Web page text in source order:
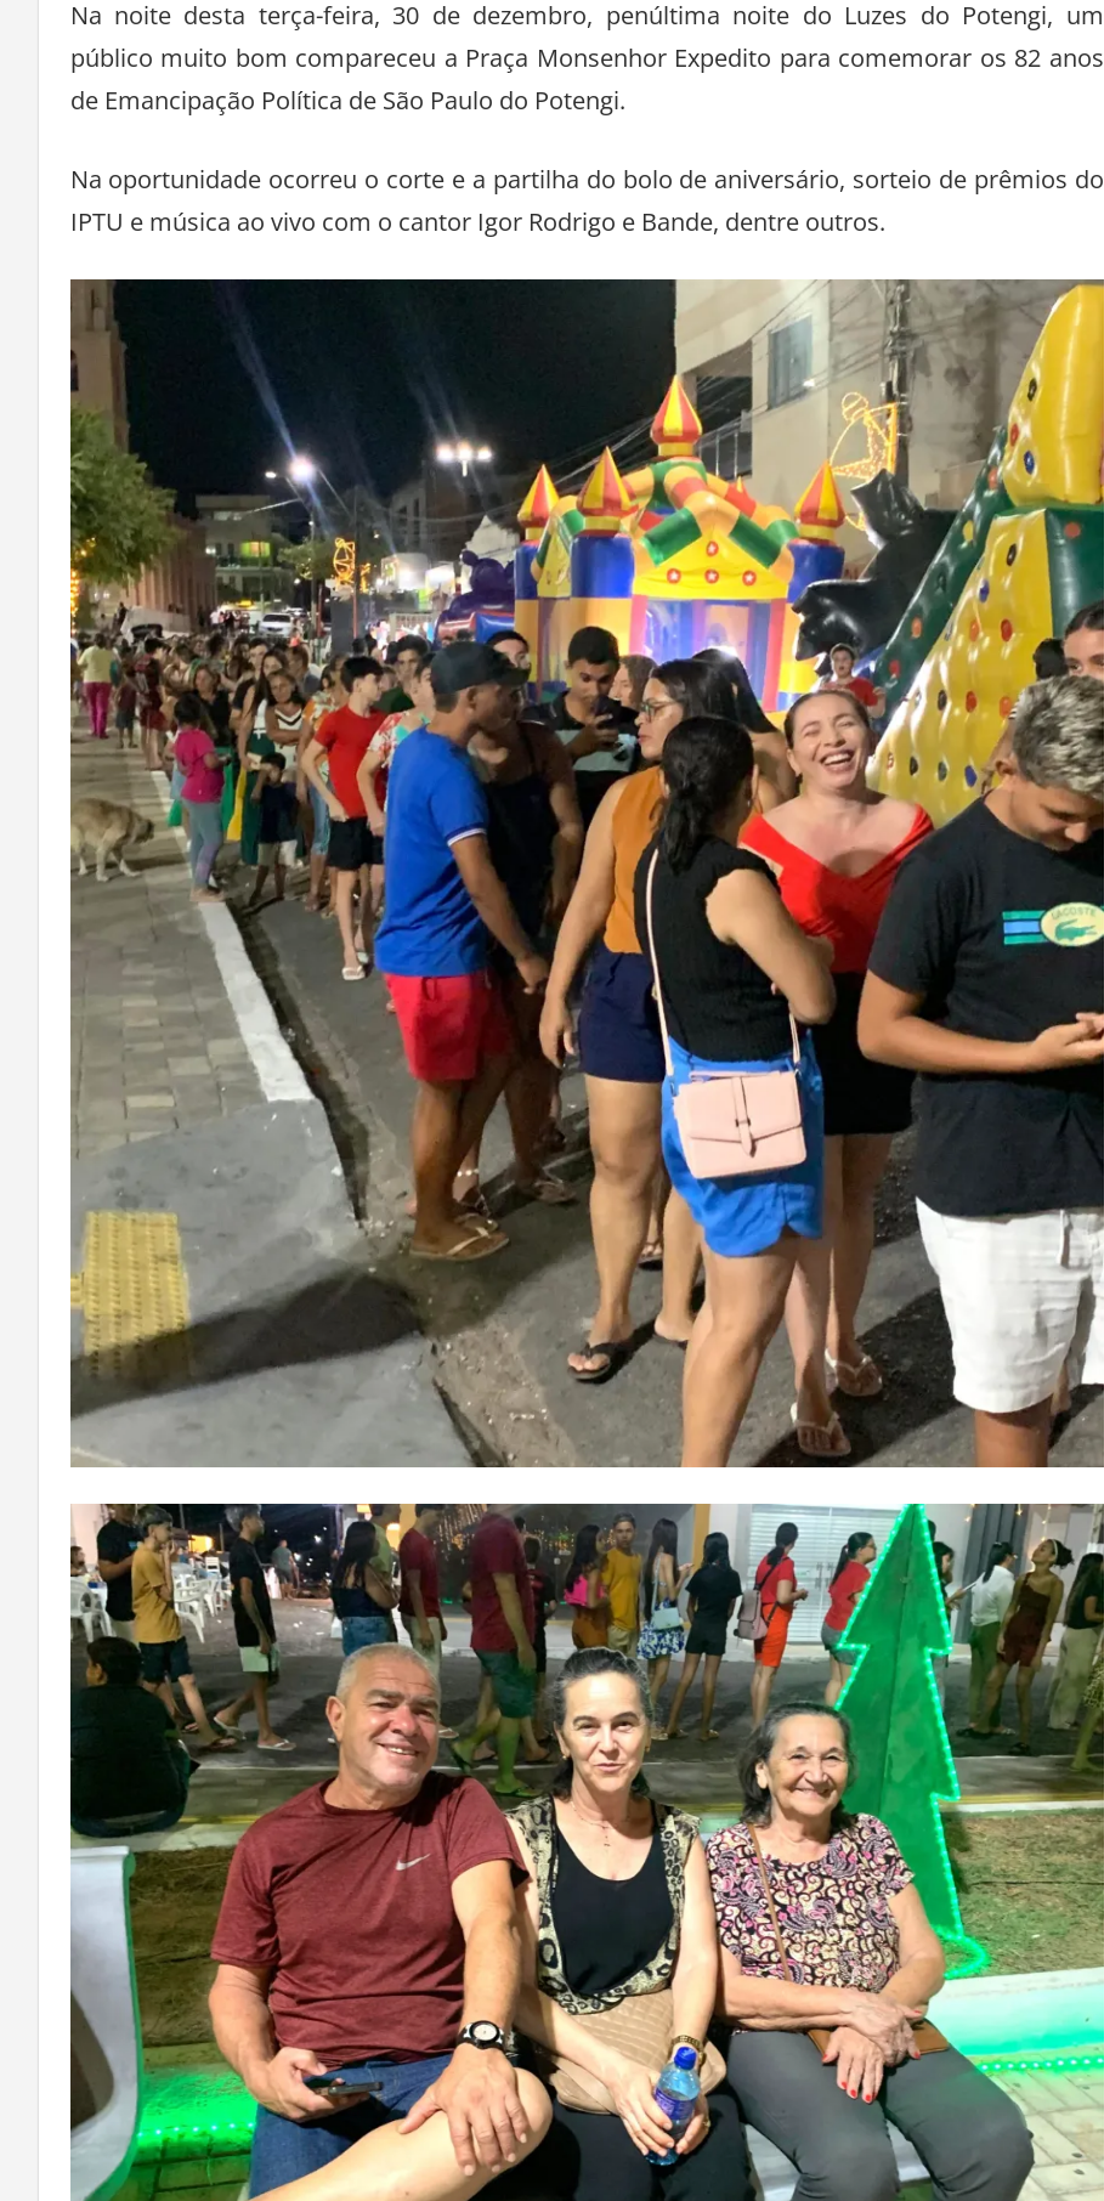
Na noite desta terça-feira, 30 de dezembro, penúltima noite do Luzes do Potengi, um
público muito bom compareceu a Praça Monsenhor Expedito para comemorar os 82 anos
de Emancipação Política de São Paulo do Potengi.
Na oportunidade ocorreu o corte e a partilha do bolo de aniversário, sorteio de prêmios do
IPTU e música ao vivo com o cantor Igor Rodrigo e Bande, dentre outros.